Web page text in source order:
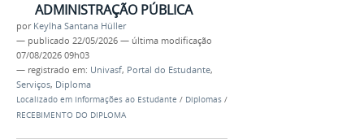
ADMINISTRAÇÃO PÚBLICA
por Keylha Santana Hüller
— publicado 22/05/2026 — última modificação
07/08/2026 09h03
— registrado em: Univasf, Portal do Estudante,
Serviços, Diploma
Localizado em Informações ao Estudante / Diplomas /
RECEBIMENTO DO DIPLOMA